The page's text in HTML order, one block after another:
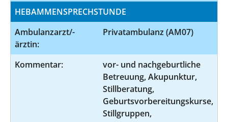
HEBAMMENSPRECHSTUNDE
Ambulanzarzt/-
ärztin:
Privatambulanz (AM07)
Kommentar:
vor- und nachgeburtliche
Betreuung, Akupunktur,
Stillberatung,
Geburtsvorbereitungskurse,
Stillgruppen,